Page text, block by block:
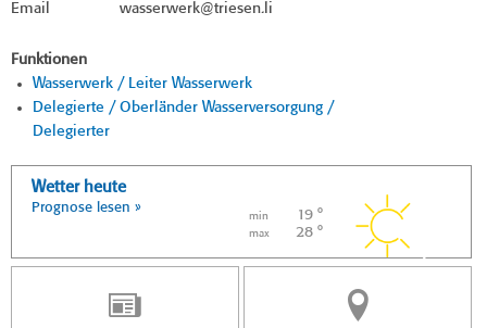
Email
wasserwerk@triesen.li
Funktionen
Wasserwerk / Leiter Wasserwerk
Delegierte / Oberländer Wasserversorgung /
Delegierter
Wetter heute
Prognose lesen »
min 19 °
max 28 °